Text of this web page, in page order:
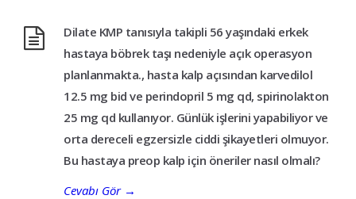
Dilate KMP tanısıyla takipli 56 yaşındaki erkek
hastaya böbrek taşı nedeniyle açık operasyon
planlanmakta., hasta kalp açısından karvedilol
12.5 mg bid ve perindopril 5 mg qd, spirinolakton
25 mg qd kullanıyor. Günlük işlerini yapabiliyor ve
orta dereceli egzersizle ciddi şikayetleri olmuyor.
Bu hastaya preop kalp için öneriler nasıl olmalı?
Cevabı Gör→